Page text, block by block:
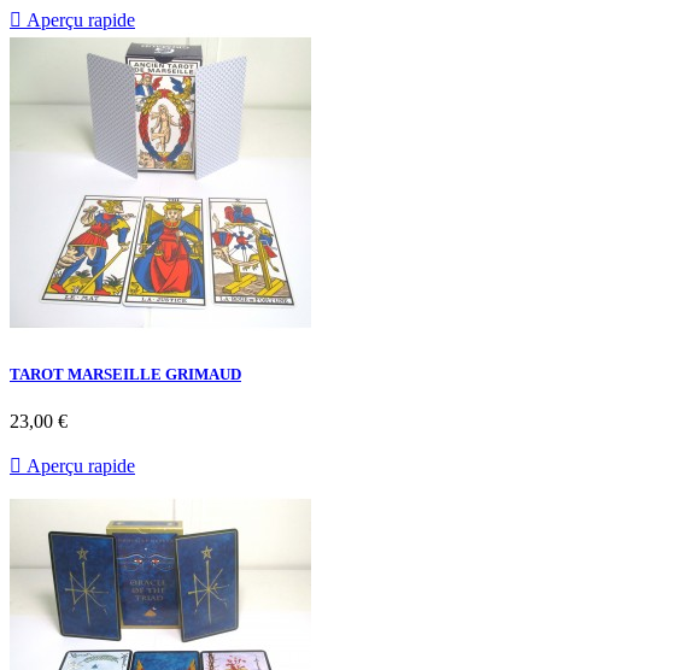
 Aperçu rapide
TAROT MARSEILLE GRIMAUD
23,00 €
 Aperçu rapide